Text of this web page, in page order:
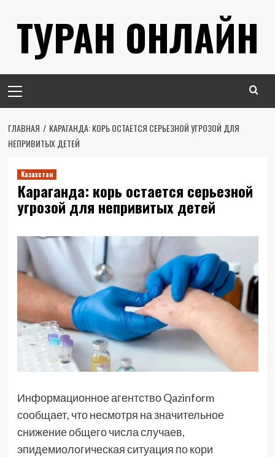
содержимому
ТУРАН ОНЛАЙН
меню
ГЛАВНАЯ
КАРАГАНДА: КОРЬ ОСТАЕТСЯ СЕРЬЕЗНОЙ УГРОЗОЙ ДЛЯ
НЕПРИВИТЫХ ДЕТЕЙ
Казахстан
Караганда: корь остается серьезной
угрозой для непривитых детей
Информационное агентство Qazinform
сообщает, что несмотря на значительное
снижение общего числа случаев,
эпидемиологическая ситуация по кори